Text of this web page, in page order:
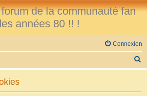
de la communauté fan
années 80 !! !
Connexion
e